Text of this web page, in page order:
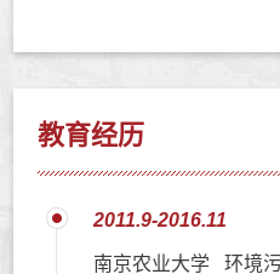
教育经历
2011.9-2016.11
南京农业大学 环境